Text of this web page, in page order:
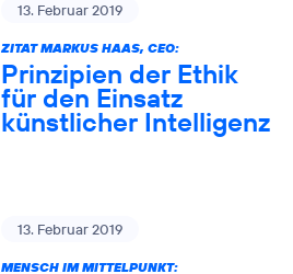
13. Februar 2019
ZITAT MARKUS HAAS, CEO:
Prinzipien der Ethik
für den Einsatz
künstlicher Intelligenz
13. Februar 2019
MENSCH IM MITTELPUNKT: